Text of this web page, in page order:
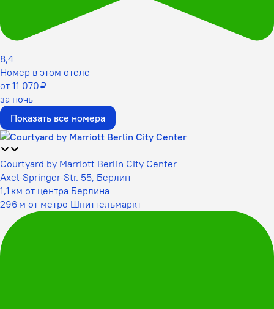
8,4
Номер в этом отеле
от 11 070 ₽
за ночь
Показать все номера
Courtyard by Marriott Berlin City Center
Axel-Springer-Str. 55, Берлин
1,1 км от центра Берлина
296 м от метро Шпиттельмаркт